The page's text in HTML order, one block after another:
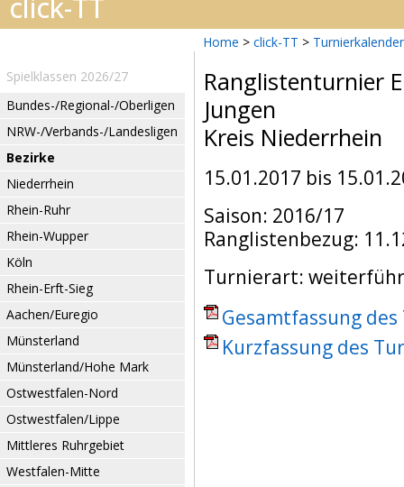
Home > click-TT > Turnierkalender
Spielklassen 2026/27
Bundes-/Regional-/Oberligen
NRW-/Verbands-/Landesligen
Bezirke
Niederrhein
Rhein-Ruhr
Rhein-Wupper
Köln
Rhein-Erft-Sieg
Aachen/Euregio
Münsterland
Münsterland/Hohe Mark
Ostwestfalen-Nord
Ostwestfalen/Lippe
Mittleres Ruhrgebiet
Westfalen-Mitte
Ranglistenturnier
Jungen
Kreis Niederrhein
15.01.2017 bis
Saison: 2016/17
Ranglistenbezug:
Turnierart:
Gesamtfassung
Kurzfassung des